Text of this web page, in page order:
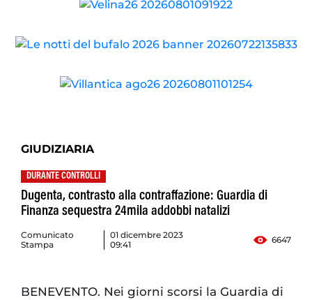
GIUDIZIARIA
DURANTE CONTROLLI
Dugenta, contrasto alla contraffazione: Guardia di
Finanza sequestra 24mila addobbi natalizi
Comunicato
Stampa
01 dicembre 2023
09:41
6647
BENEVENTO. Nei giorni scorsi la Guardia di